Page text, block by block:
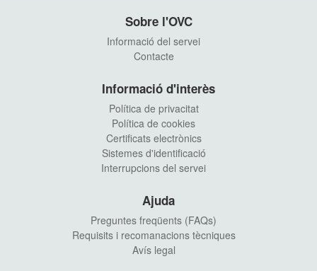
Sobre l'OVC
Informació del servei
Contacte
Informació d'interès
Política de privacitat
Política de cookies
Certificats electrònics
Sistemes d'identificació
Interrupcions del servei
Ajuda
Preguntes freqüents (FAQs)
Requisits i recomanacions tècniques
Avís legal